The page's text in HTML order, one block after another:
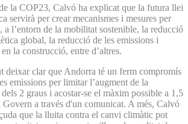
la COP23, Calvó ha explicat que la futura llei
servirà per crear mecanismes i mesures per
a l’entorn de la mobilitat sostenible, la reducció
global, la reducció de les emissions i
la construcció, entre d’altres.
deixar clar que Andorra té un ferm compromís
emissions per limitar l’augment de la
2 graus i acostar-se el màxim possible a 1,5
Govern a través d'un comunicat. A més, Calvó
que la lluita contra el canvi climàtic pot